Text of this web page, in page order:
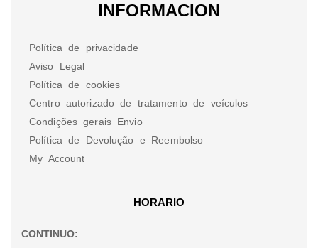
INFORMACION
Política de privacidade
Aviso Legal
Política de cookies
Centro autorizado de tratamento de veículos
Condições gerais Envio
Política de Devolução e Reembolso
My Account
HORARIO
CONTINUO: